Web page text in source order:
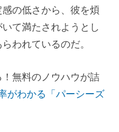
の低さから、彼を煩
て満たされようとし
われているのだ。
無料のノウハウが詰
がわかる「パーシーズ